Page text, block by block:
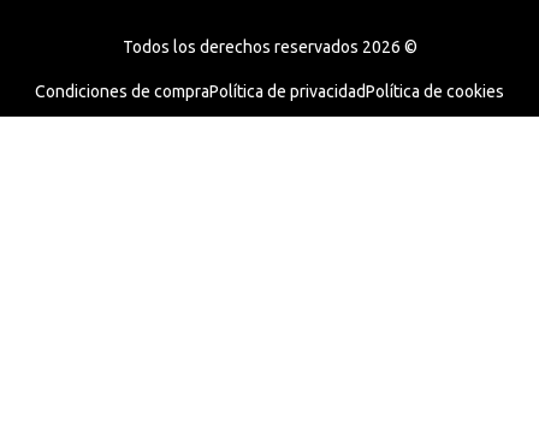
Todos los derechos reservados 2026 ©
Condiciones de compraPolítica de privacidadPolítica de cookies